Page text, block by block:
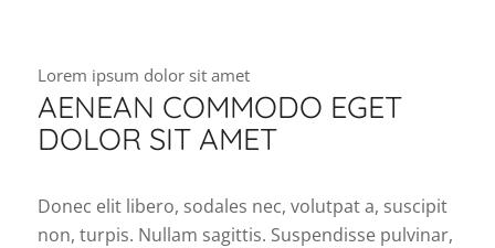
Lorem ipsum dolor sit amet
AENEAN COMMODO EGET
DOLOR SIT AMET
Donec elit libero, sodales nec, volutpat a, suscipit
non, turpis. Nullam sagittis. Suspendisse pulvinar,